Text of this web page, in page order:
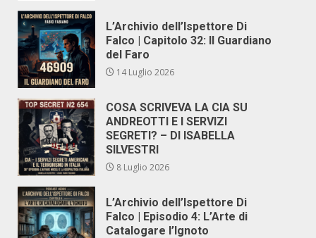
L’Archivio dell’Ispettore Di
Falco | Capitolo 32: Il Guardiano
del Faro
14 Luglio 2026
COSA SCRIVEVA LA CIA SU
ANDREOTTI E I SERVIZI
SEGRETI? – DI ISABELLA
SILVESTRI
8 Luglio 2026
L’Archivio dell’Ispettore Di
Falco | Episodio 4: L’Arte di
Catalogare l’Ignoto